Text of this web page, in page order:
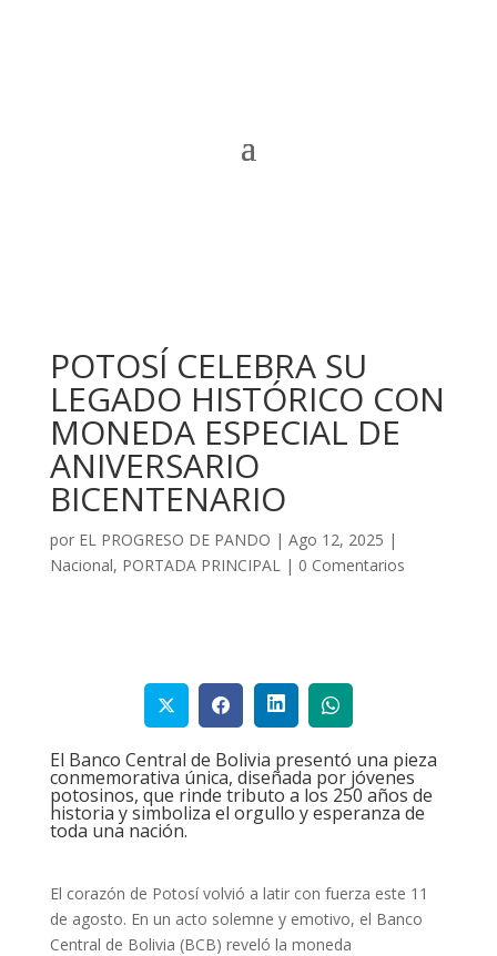
POTOSÍ CELEBRA SU
LEGADO HISTÓRICO CON
MONEDA ESPECIAL DE
ANIVERSARIO
BICENTENARIO
por EL PROGRESO DE PANDO | Ago 12, 2025 |
Nacional, PORTADA PRINCIPAL| 0 Comentarios
El Banco Central de Bolivia presentó una pieza
conmemorativa única, diseñada por jóvenes
potosinos, que rinde tributo a los 250 años de
historia y simboliza el orgullo y esperanza de
toda una nación.
El corazón de Potosí volvió a latir con fuerza este 11
de agosto. En un acto solemne y emotivo, el Banco
Central de Bolivia (BCB) reveló la moneda